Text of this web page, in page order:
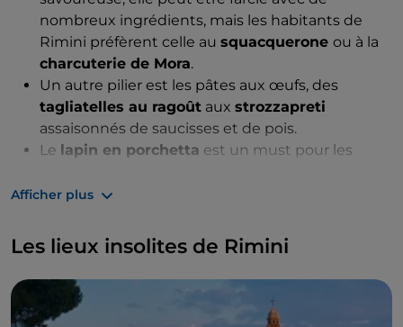
nombreux ingrédients, mais les habitants de
Rimini préfèrent celle au squacquerone ou à la
charcuterie de Mora.
Un autre pilier est les pâtes aux œufs, des
tagliatelles au ragoût aux strozzapreti
assaisonnés de saucisses et de pois.
Le lapin en porchetta est un must pour les
restaurants de Rimini dans de nombreuses
Le poisson ne manque jamais à Rimini, mais
ceux qui veulent rester liés à la tradition doivent
goûter leBrodetto, une soupe de poisson servie
avec des croûtons de pain croustillants.
Si vous aimez les desserts, vous devez essayer le
Afficher plus
Les lieux insolites de Rimini